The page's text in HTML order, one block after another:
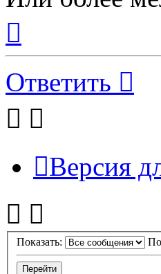
началу
Ответить
Версия
Показать: